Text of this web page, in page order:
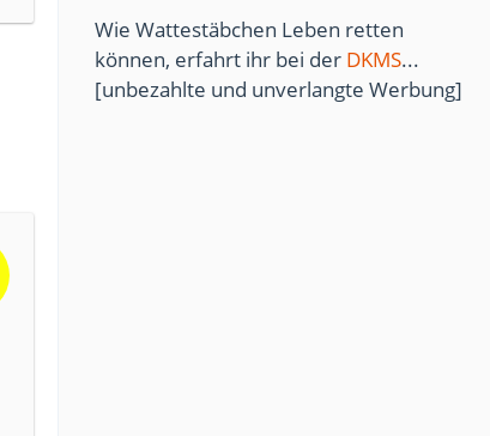
Wie Wattestäbchen Leben retten
können, erfahrt ihr bei der DKMS...
[unbezahlte und unverlangte Werbung]